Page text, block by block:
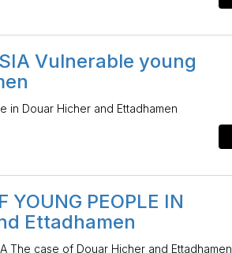
Vulnerable young
in Douar Hicher and Ettadhamen
YOUNG PEOPLE IN
Ettadhamen
The case of Douar Hicher and Ettadhamen